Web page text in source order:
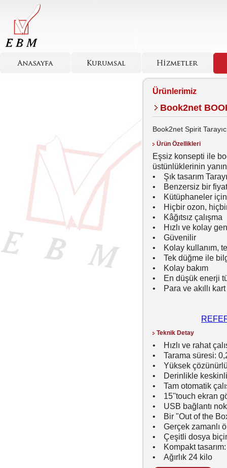
Ürünlerimiz
Book2net
Book2net Spirit
Ürün Özellikleri
Eşsiz konsepti ile
üstünlüklerinin
• Şık tasarım
• Benzersiz bir
• Kütüphaneler için
• Hiçbir ozon,
• Kâğıtsız çalışma
• Hızlı ve kolay
• Güvenilir
• Kolay kullanım,
• Tek düğme ile
• Kolay bakım
• En düşük enerji
• Para ve akıllı
Teknik Detay
• Hızlı ve rahat
• Tarama süresi:
• Yüksek
• Derinlikle
• Tam otomatik
• 15''touch ekran
• USB bağlantı
• Bir "Out of the
• Gerçek zamanlı
• Çeşitli dosya
• Kompakt
• Ağırlık 24 kilo